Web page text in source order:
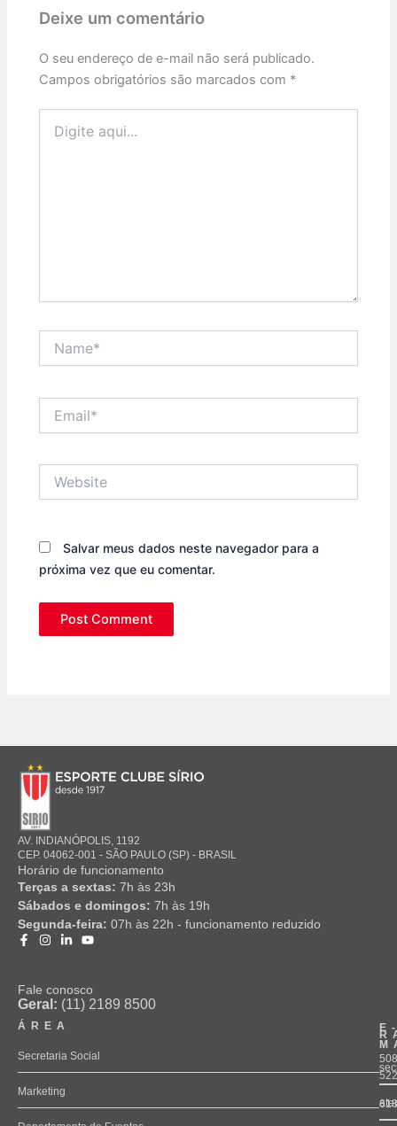
Deixe um comentário
O seu endereço de e-mail não será publicado.
Campos obrigatórios são marcados com *
aqui...
Salvar meus dados neste navegador para a
próxima vez que eu comentar.
AV. INDIANÓPOLIS, 1192
CEP. 04062-001 - SÃO PAULO (SP) - BRASIL
Horário de funcionamento
Terças a sextas: 7h às 23h
Sábados e domingos: 7h às 19h
Segunda-feira: 07h às 22h - funcionamento reduzido
Fale conosco
Geral: (11) 2189 8500
ÁREA
Secretaria Social
Marketing
522
618